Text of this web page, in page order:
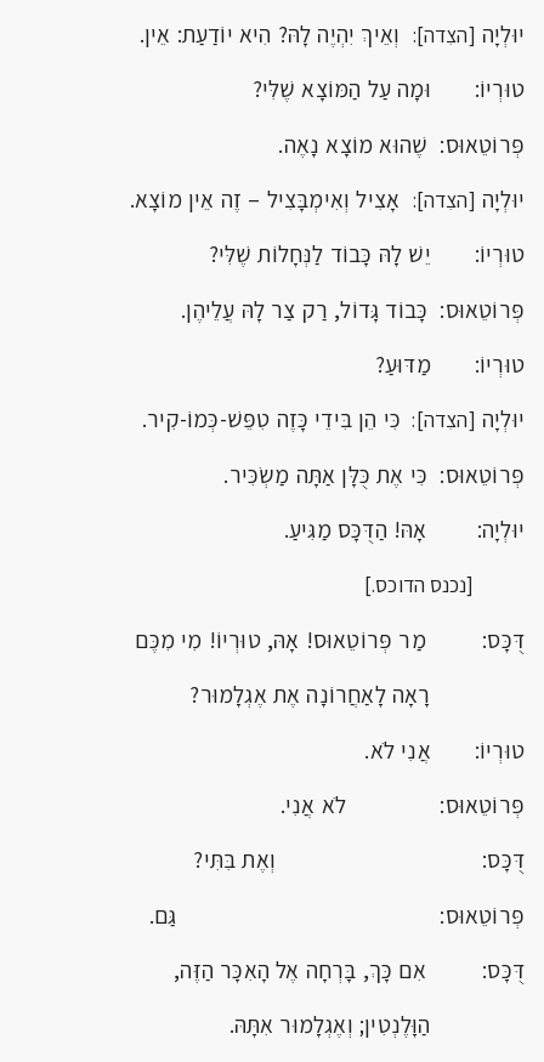
יוּלְיָה [הצִדה]: וְאֵיךְ יִהְיֶה לָהּ? הִיא יוֹדַעַת: אֵין.
טוּרְיוֹ: וּמָה עַל הַמּוֹצָא שֶׁלִּי?
פְּרוֹטֵאוּס: שֶׁהוּא מוֹצָא נָאֶה.
יוּלְיָה [הצִדה]: אָצִיל וְאִימְבָּצִיל – זֶה אֵין מוֹצָא.
טוּרְיוֹ: יֵשׁ לָהּ כָּבוֹד לַנְּחָלוֹת שֶׁלִּי?
פְּרוֹטֵאוּס: כָּבוֹד גָּדוֹל, רַק צַר לָהּ עֲלֵיהֶן.
טוּרְיוֹ: מַדּוּעַ?
יוּלְיָה [הצִדה]: כִּי הֵן בִּידֵי כָּזֶה טִפֵּשׁ-כְּמוֹ-קִיר.
פְּרוֹטֵאוּס: כִּי אֶת כֻּלָּן אַתָּה מַשְׂכִּיר.
יוּלְיָה: אָהּ! הַדֻּכָּס מַגִּיעַ.
[נכנס הדוכס.]
דֻּכָּס: מַר פְּרוֹטֵאוּס! אָהּ, טוּרְיוֹ! מִי מִכֶּם
רָאָה לָאַחֲרוֹנָה אֶת אֶגְלָמוּר?
טוּרְיוֹ: אֲנִי לֹא.
פְּרוֹטֵאוּס: לֹא אֲנִי.
דֻּכָּס: וְאֶת בִּתִּי?
פְּרוֹטֵאוּס: גַּם.
דֻּכָּס: אִם כָּךְ, בָּרְחָה אֶל הָאִכָּר הַזֶּה,
הַוָּלֶנְטִין; וְאֶגְלָמוּר אִתָּהּ.